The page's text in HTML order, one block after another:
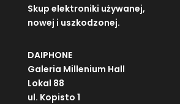
Skup elektroniki używanej,
nowej i uszkodzonej.
DAIPHONE
Galeria Millenium Hall
Lokal 88
ul. Kopisto 1